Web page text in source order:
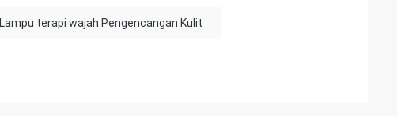
Lampu terapi wajah Pengencangan Kulit